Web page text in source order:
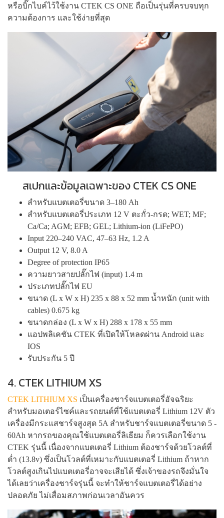
หรือบิ๊กไบค์ไว้ใช้งาน CTEK CS ONE ถือเป็นรุ่นที่ครบจบทุก
ความต้องการ และใช้ง่ายที่สุด
สเปกและข้อมูลเฉพาะของ CTEK CS ONE
สำหรับแบตเตอรี่ขนาด 3–180 Ah
สำหรับแบตเตอรี่ประเภท 12 V ตะกั่ว-กรด; WET; MF;
Ca/Ca; AGM; EFB; GEL; Lithium-ion (LiFePO)
Input 220–240 VAC, 47–63 Hz, 1.2 A
Output 12 V, 8.0 A
Degree of protection IP65
ความยาวสายปลั๊กไฟ (input) 1.4 m
ประเภทปลั๊กไฟ EU
ขนาด (L x W x H) 235 x 88 x 52 mm น้ำหนัก (unit with
cables) 0.675 kg
ขนาดกล่อง (L x W x H) 288 x 178 x 55 mm
แอปพลิเคชัน CTEK ที่เปิดให้โหลดผ่าน Android และ
IOS
รับประกัน 5 ปี
4. CTEK LITHIUM XS
CTEK LITHIUM XS เป็นเครื่องชาร์จแบตเตอรี่อัจฉริยะ
สำหรับมอเตอร์ไซค์และรถยนต์ที่ใช้แบตเตอรี่ Lithium 12V ตัว
เครื่องมีกระแสชาร์จสูงสุด 5A สำหรับชาร์จแบตเตอรี่ขนาด 5 -
60Ah หากรถของคุณใช้แบตเตอรี่ลิเธียม ก็ควรเลือกใช้งาน
CTEK รุ่นนี้ เนื่องจากแบตเตอรี่ Lithium ต้องชาร์จด้วยโวลต์ที่
ต่ำ (13.8v) ซึ่งเป็นโวลต์ที่เหมาะกับแบตเตอรี่ Lithium ถ้าหาก
โวลต์สูงเกินไปแบตเตอรี่อาจจะเสียได้ ซึ่งเจ้าของรถจึงมั่นใจ
ได้เลยว่าเครื่องชาร์จรุ่นนี้ จะทำให้ชาร์จแบตเตอรี่ได้อย่าง
ปลอดภัย ไม่เสื่อมสภาพก่อนเวลาอันควร